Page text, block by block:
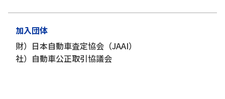
加入団体
財）日本自動車査定協会（JAAI）
社）自動車公正取引協議会